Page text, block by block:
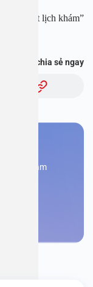
quả – Đặt lịch khám”
hữu ích, chia sẻ ngay
và khám